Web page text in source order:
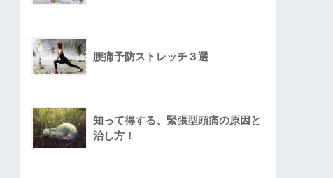
腰痛予防ストレッチ３選
知って得する、緊張型頭痛の原因と
治し方！